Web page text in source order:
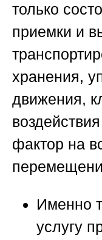
только
приемки и
хранения,
движения,
фактор на
Именно
услугу